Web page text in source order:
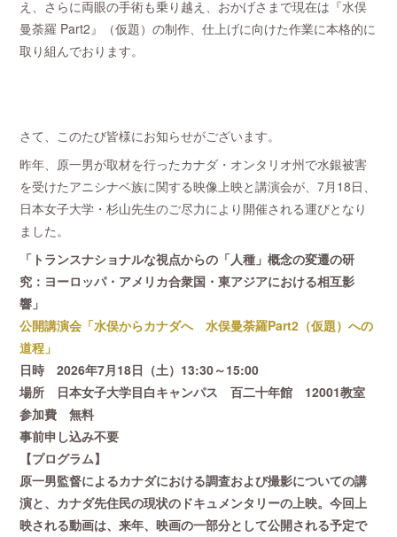
え、さらに両眼の手術も乗り越え、おかげさまで現在は『水俣
曼荼羅 Part2』（仮題）の制作、仕上げに向けた作業に本格的に
取り組んでおります。
さて、このたび皆様にお知らせがございます。
昨年、原一男が取材を行ったカナダ・オンタリオ州で水銀被害
を受けたアニシナベ族に関する映像上映と講演会が、7月18日、
日本女子大学・杉山先生のご尽力により開催される運びとなり
ました。
「トランスナショナルな視点からの「人種」概念の変遷の研
究：ヨーロッパ・アメリカ合衆国・東アジアにおける相互影
響」
公開講演会「水俣からカナダへ 水俣曼荼羅Part2（仮題）への
道程」
日時 2026年7月18日（土）13:30～15:00
場所 日本女子大学目白キャンパス 百二十年館 12001教室
参加費 無料
事前申し込み不要
【プログラム】
原一男監督によるカナダにおける調査および撮影についての講
演と、カナダ先住民の現状のドキュメンタリーの上映。今回上
映される動画は、来年、映画の一部分として公開される予定で